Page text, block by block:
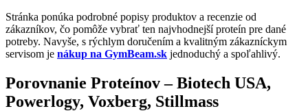
Stránka ponúka podrobné popisy produktov a recenzie od
zákazníkov, čo pomôže vybrať ten najvhodnejší proteín pre dané
potreby. Navyše, s rýchlym doručením a kvalitným zákazníckym
servisom je nákup na GymBeam.sk jednoduchý a spoľahlivý.
Porovnanie Proteínov – Biotech USA,
Powerlogy, Voxberg, Stillmass